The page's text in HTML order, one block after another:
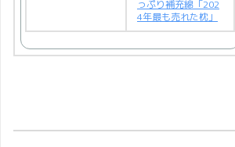
っぷり補充綿「202
4年最も売れた枕」